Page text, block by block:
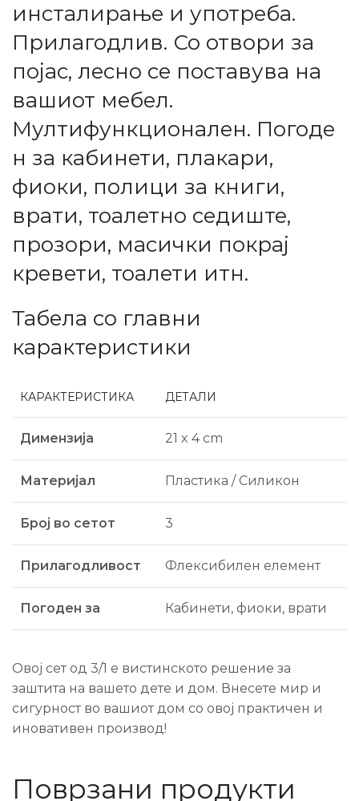
инсталирање и употреба.
Прилагодлив. Со отвори за
појас, лесно се поставува на
вашиот мебел.
Мултифункционален. Погоде
н за кабинети, плакари,
фиоки, полици за книги,
врати, тоалетно седиште,
прозори, масички покрај
кревети, тоалети итн.
Табела со главни
карактеристики
КАРАКТЕРИСТИКА ДЕТАЛИ
Димензија 21 x 4 cm
Материјал Пластика / Силикон
Број во сетот 3
Прилагодливост Флексибилен елемент
Погоден за Кабинети, фиоки, врати
Овој сет од 3/1 е вистинското решение за
заштита на вашето дете и дом. Внесете мир и
сигурност во вашиот дом со овој практичен и
иновативен производ!
Поврзани продукти